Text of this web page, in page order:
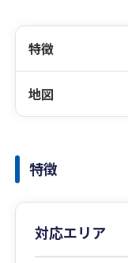
特徴
地図
特徴
対応エリア